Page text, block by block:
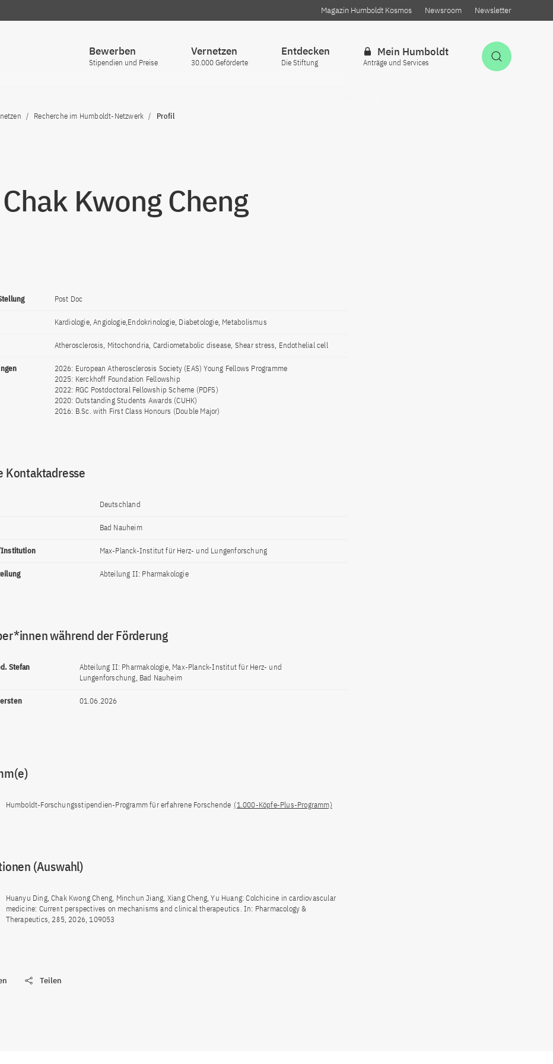
Magazin Humboldt Kosmos Newsroom Newsletter
Bewerben
Stipendien und Preise
Vernetzen
30.000 Geförderte
Entdecken
Die Stiftung
Mein Humboldt
Anträge und Services
Recherche im Humboldt-Netzwerk Profil
Kwong Cheng
Post Doc
Kardiologie, Angiologie,Endokrinologie, Diabetologie, Metabolismus
Atherosclerosis, Mitochondria, Cardiometabolic disease, Shear stress, Endothelial cell
2026: European Atherosclerosis Society (EAS) Young Fellows Programme
2025: Kerckhoff Foundation Fellowship
2022: RGC Postdoctoral Fellowship Scheme (PDFS)
2020: Outstanding Students Awards (CUHK)
2016: B.Sc. with First Class Honours (Double Major)
Kontaktadresse
Deutschland
Bad Nauheim
Max-Planck-Institut für Herz- und Lungenforschung
Abteilung II: Pharmakologie
während der Förderung
Stefan
Abteilung II: Pharmakologie, Max-Planck-Institut für Herz- und
Lungenforschung, Bad Nauheim
01.06.2026
Humboldt-Forschungsstipendien-Programm für erfahrene Forschende (1.000-Köpfe-Plus-Programm)
(Auswahl)
Huanyu Ding, Chak Kwong Cheng, Minchun Jiang, Xiang Cheng, Yu Huang: Colchicine in cardiovascular
medicine: Current perspectives on mechanisms and clinical therapeutics. In: Pharmacology &
Therapeutics, 285, 2026, 109053
Teilen